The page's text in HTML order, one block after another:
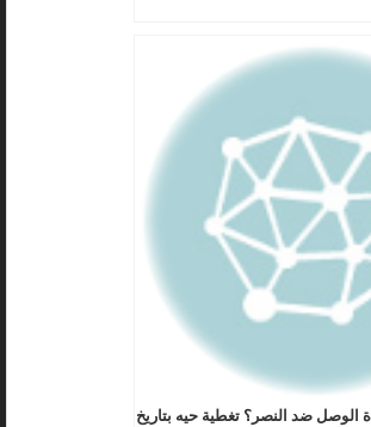
الوصل ضد النصر؟ تغطية حيه بتاريخ